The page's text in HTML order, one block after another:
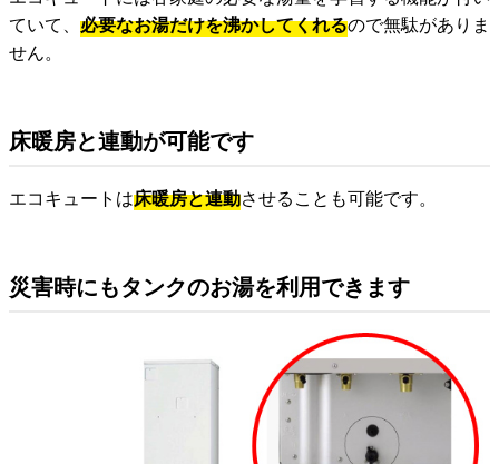
ていて、 必要なお湯だけを沸かしてくれるので無駄がありま
せん。
床暖房と連動が可能です
エコキュートは床暖房と連動させることも可能です。
災害時にもタンクのお湯を利用できます